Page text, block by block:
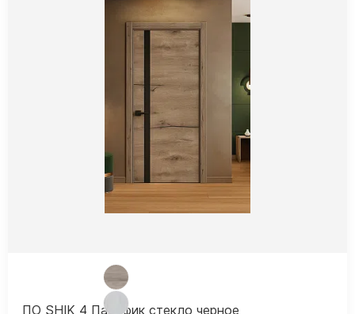
ПО SHIK 4 Пацифик стекло черное